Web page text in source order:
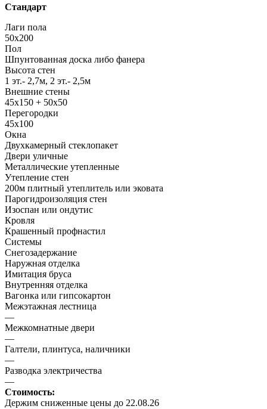
Стандарт
Лаги пола
50x200
Пол
Шпунтованная доска либо фанера
Высота стен
1 эт.- 2,7м, 2 эт.- 2,5м
Внешние стены
45х150 + 50х50
Перегородки
45х100
Окна
Двухкамерный стеклопакет
Двери уличные
Металлические утепленные
Утепление стен
200м плитный утеплитель или эковата
Парогидроизоляция стен
Изоспан или ондутис
Кровля
Крашенный профнастил
Системы
Снегозадержание
Наружная отделка
Имитация бруса
Внутренняя отделка
Вагонка или гипсокартон
Межэтажная лестница
—
Межкомнатные двери
—
Галтели, плинтуса, наличники
—
Разводка электричества
—
Стоимость:
Держим сниженные цены до 22.08.26